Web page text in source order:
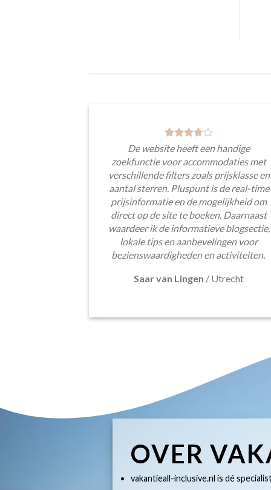
De website heeft een handige
zoekfunctie voor accommodaties met
verschillende filters zoals prijsklasse en
aantal sterren. Pluspunt is de real-time
prijsinformatie en de mogelijkheid om
direct op de site te boeken. Daarnaast
waardeer ik de informatieve blogsectie,
lokale tips en aanbevelingen voor
bezienswaardigheden en activiteiten.
Saar van Lingen / Utrecht
OVER
vakantieall-inclusive.nl is dé